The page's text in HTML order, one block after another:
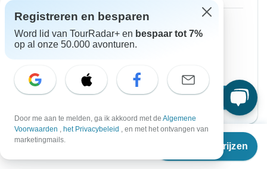
Vanaf
Reisdata & prijzen
Aanmelden to unlock savings
Prijs gebaseerd op gedeelde kamer
Reserveer plaats voor 48u
Kies deze reisdata
Registreren en besparen
Word lid van TourRadar+ en bespaar tot 7%
op al onze 50.000 avonturen.
Door me aan te melden, ga ik akkoord met de Algemene
Voorwaarden , het Privacybeleid , en met het ontvangen van
marketingmails.